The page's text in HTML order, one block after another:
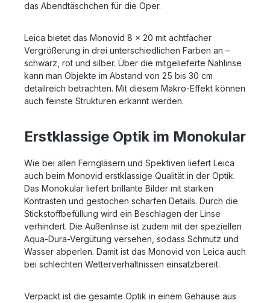
das Abendtäschchen für die Oper.
Leica bietet das Monovid 8 x 20 mit achtfacher
Vergrößerung in drei unterschiedlichen Farben an –
schwarz, rot und silber. Über die mitgelieferte Nahlinse
kann man Objekte im Abstand von 25 bis 30 cm
detailreich betrachten. Mit diesem Makro-Effekt können
auch feinste Strukturen erkannt werden.
Erstklassige Optik im Monokular
Wie bei allen Ferngläsern und Spektiven liefert Leica
auch beim Monovid erstklassige Qualität in der Optik.
Das Monokular liefert brillante Bilder mit starken
Kontrasten und gestochen scharfen Details. Durch die
Stickstoffbefüllung wird ein Beschlagen der Linse
verhindert. Die Außenlinse ist zudem mit der speziellen
Aqua-Dura-Vergütung versehen, sodass Schmutz und
Wasser abperlen. Damit ist das Monovid von Leica auch
bei schlechten Wetterverhältnissen einsatzbereit.
Verpackt ist die gesamte Optik in einem Gehäuse aus